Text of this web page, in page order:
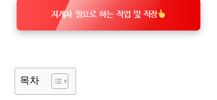
지게차 필요로 하는 직업 및 직장
목차